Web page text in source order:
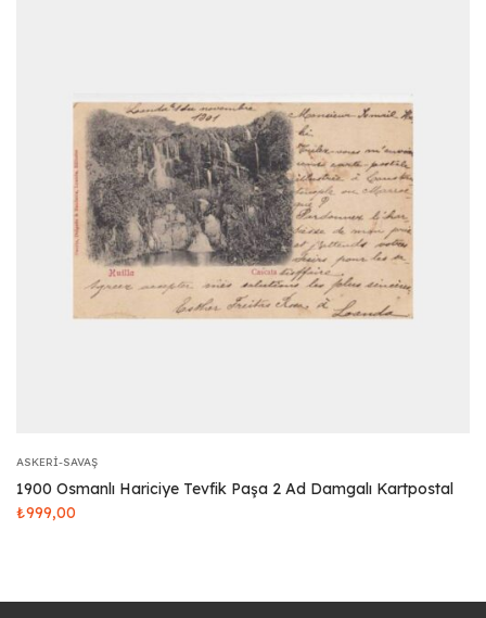
ASKERI-SAVAŞ
1900 Osmanlı Hariciye Tevfik Paşa 2 Ad Damgalı Kartpostal
₺999,00